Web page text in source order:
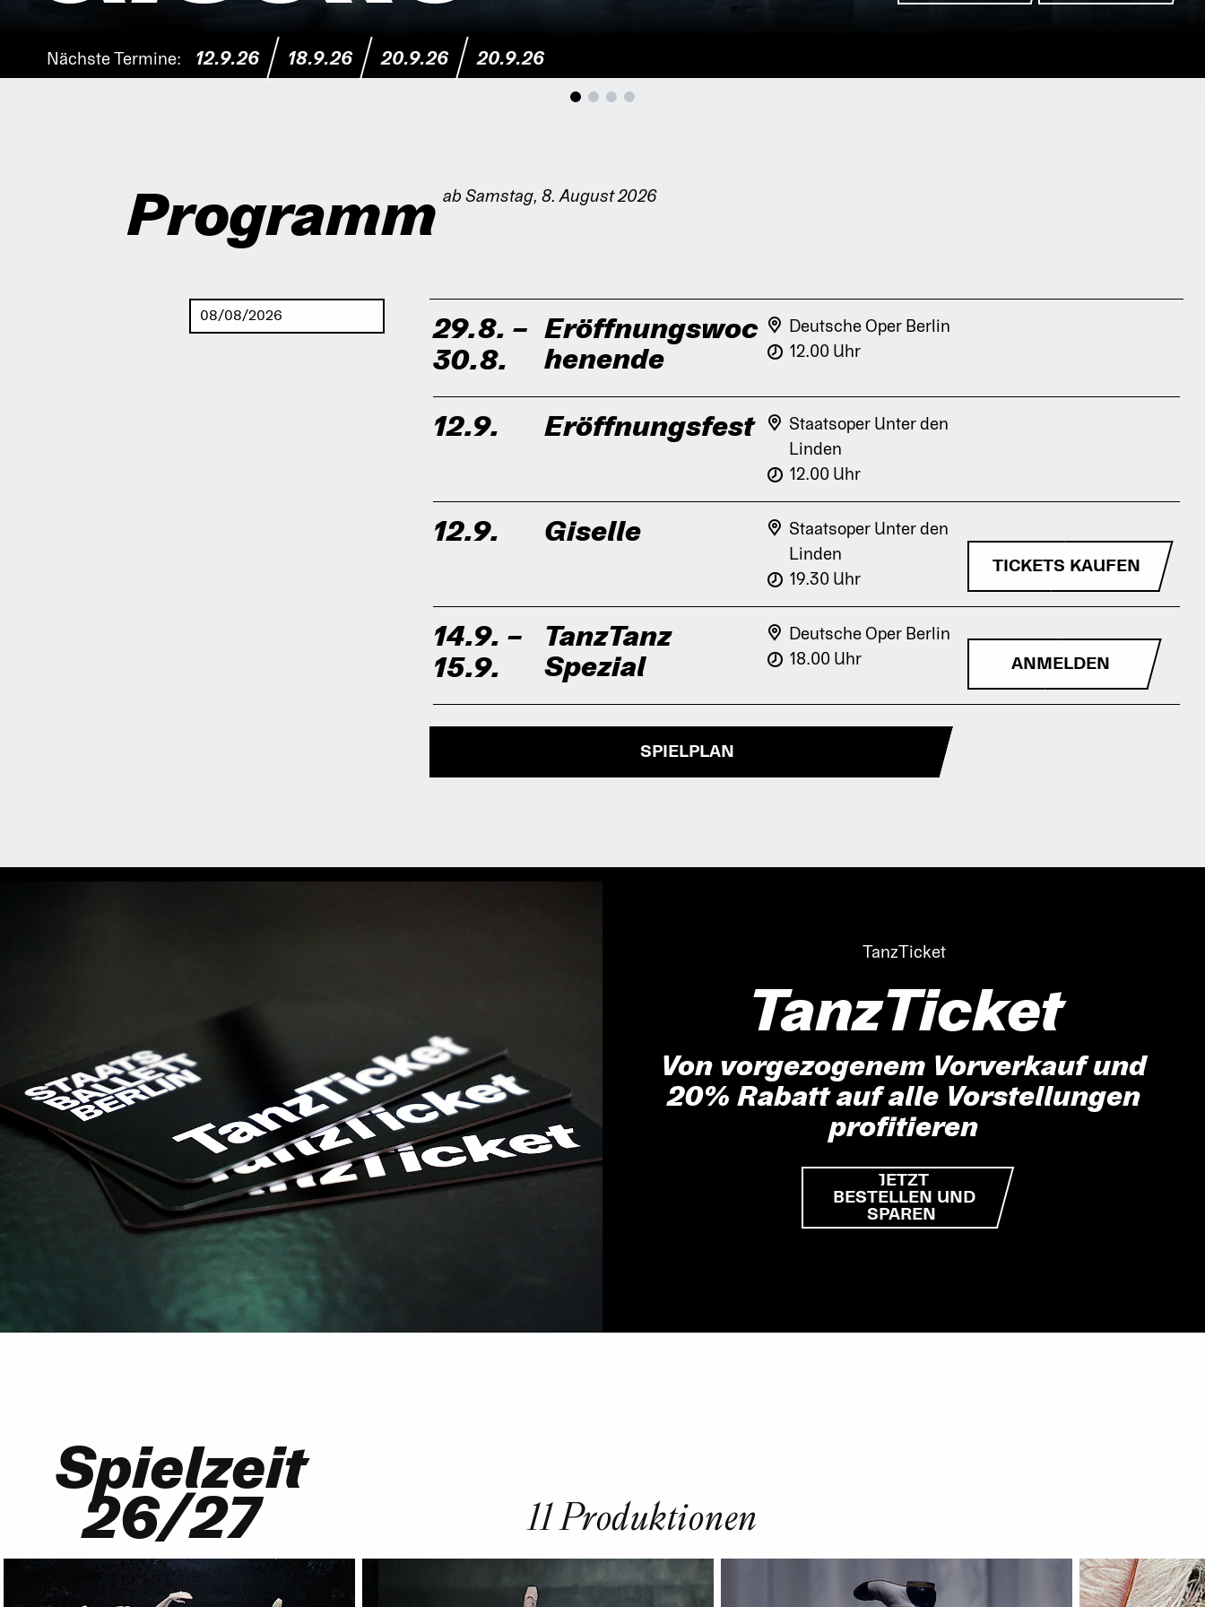
Nächste Termine: 12.9.26 18.9.26 20.9.26 20.9.26
Programm ab Samstag, 8. August 2026
29.8. –
30.8.
Eröffnungswoc
henende
Deutsche Oper Berlin
12.00 Uhr
12.9. Eröffnungsfest
Staatsoper Unter den
Linden
12.00 Uhr
12.9. Giselle
Staatsoper Unter den
Linden
19.30 Uhr
TICKETS KAUFEN
14.9. –
15.9.
TanzTanz
Spezial
Deutsche Oper Berlin
18.00 Uhr
ANMELDEN
SPIELPLAN
TanzTicket
TanzTicket
Von vorgezogenem Vorverkauf und
20% Rabatt auf alle Vorstellungen
profitieren
JETZT
BESTELLEN UND
SPAREN
Spielzeit
26/27 11 Produktionen